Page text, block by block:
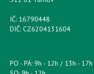
IČ: 16790448
DIČ: CZ6204131604
PO - PÁ: 9h - 12h / 13h - 17h